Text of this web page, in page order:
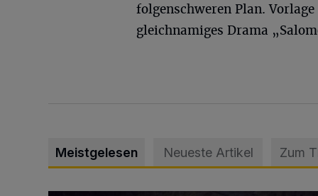
folgenschweren Plan.
gleichnamiges Drama
Meistgelesen Neueste Artikel Zum